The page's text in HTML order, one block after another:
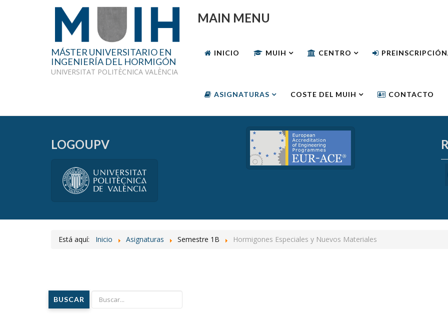
MÁSTER UNIVERSITARIO EN
INGENIERÍA DEL HORMIGÓN
UNIVERSITAT POLITÈCNICA VALÈNCIA
MAIN MENU
INICIO MUIH CENTRO
ASIGNATURAS COSTE DEL MUIH CONTACTO
LOGOUPV
Está aquí: Inicio Asignaturas Semestre 1B Hormigones Especiales y Nuevos Materiales
BUSCAR